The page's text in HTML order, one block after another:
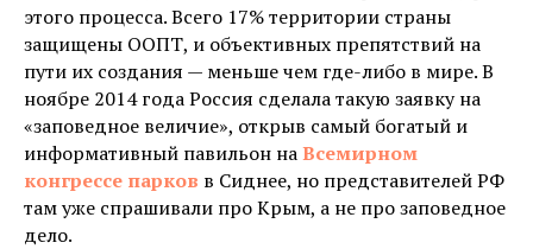
этого процесса. Всего 17% территории страны
защищены ООПТ, и объективных препятствий на
пути их создания — меньше чем где-либо в мире. В
ноябре 2014 года Россия сделала такую заявку на
«заповедное величие», открыв самый богатый и
информативный павильон наВсемирном
конгрессе парков в Сиднее, но представителей РФ
там уже спрашивали про Крым, а не про заповедное
дело.